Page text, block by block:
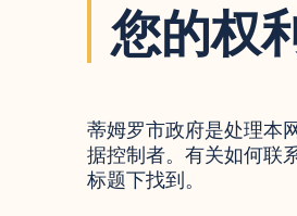
您的权
蒂姆罗市政府是处理本
据控制者。有关如何联
标题下找到。